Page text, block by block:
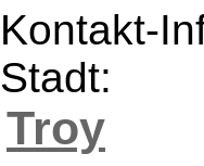
Kontakt-
Stadt:
Troy